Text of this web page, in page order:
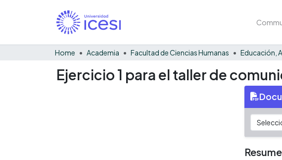
Home Academia Facultad de Ciencias Humanas
Ejercicio 1 para el taller de